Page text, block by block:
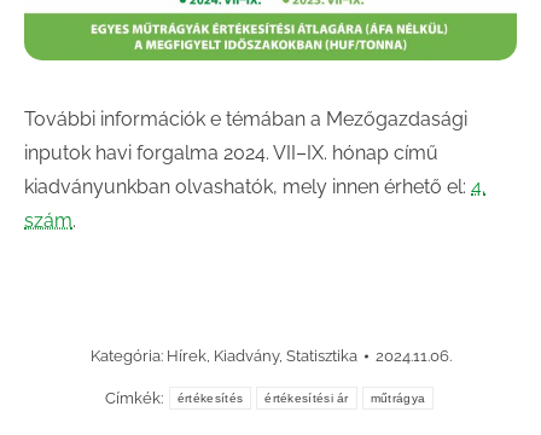
További információk e témában a Mezőgazdasági
inputok havi forgalma 2024. VII–IX. hónap című
kiadványunkban olvashatók, mely innen érhető el: 4.
szám.
Kategória: Hírek, Kiadvány, Statisztika 2024.11.06.
Címkék: értékesítés értékesítési ár műtrágya